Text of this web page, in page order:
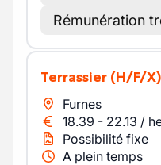
Rémunération
Terrassier (H/F/X)
Furnes
18.39 - 22.13 /
Possibilité fixe
A plein temps